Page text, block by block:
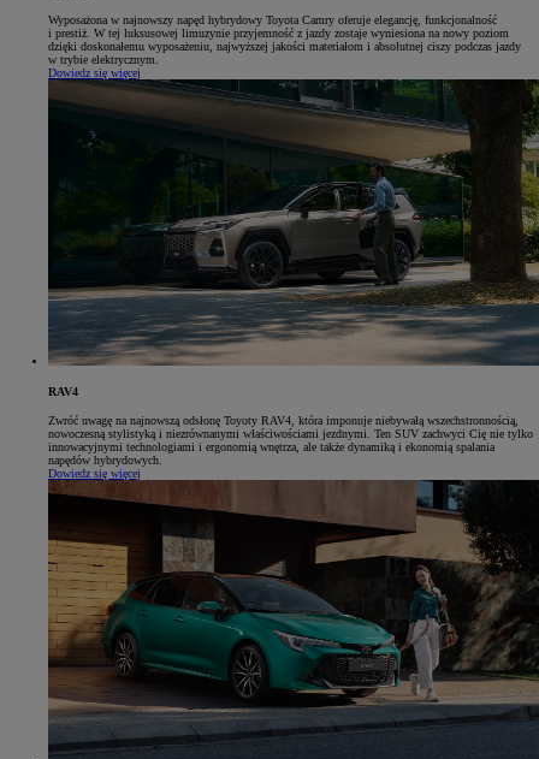
Wyposażona w najnowszy napęd hybrydowy Toyota Camry oferuje elegancję, funkcjonalność
i prestiż. W tej luksusowej limuzynie przyjemność z jazdy zostaje wyniesiona na nowy poziom
dzięki doskonałemu wyposażeniu, najwyższej jakości materiałom i absolutnej ciszy podczas jazdy
w trybie elektrycznym.
Dowiedz się więcej
RAV4
Zwróć uwagę na najnowszą odsłonę Toyoty RAV4, która imponuje niebywałą wszechstronnością,
nowoczesną stylistyką i niezrównanymi właściwościami jezdnymi. Ten SUV zachwyci Cię nie tylko
innowacyjnymi technologiami i ergonomią wnętrza, ale także dynamiką i ekonomią spalania
napędów hybrydowych.
Dowiedz się więcej